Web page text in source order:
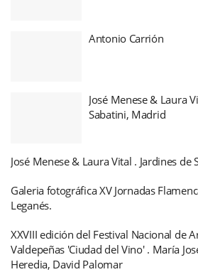
Antonio Carrión
José Menese & Laura
Sabatini, Madrid
José Menese & Laura Vital . Jardines
Galeria fotográfica XV Jornadas
Leganés.
XXVIII edición del Festival Nacional de
Valdepeñas 'Ciudad del Vino' . María
Heredia, David Palomar